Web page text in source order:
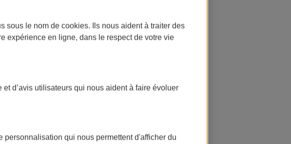
sous le nom de cookies. Ils nous aident à traiter des
expérience en ligne, dans le respect de votre vie
et d’avis utilisateurs qui nous aident à faire évoluer
personnalisation qui nous permettent d'afficher du